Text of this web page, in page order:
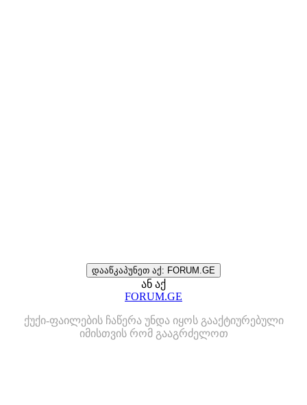
დააწკაპუნეთ აქ: FORUM.GE
ან აქ
FORUM.GE
ქუქი-ფაილების ჩაწერა უნდა იყოს გააქტიურებული
იმისთვის რომ გააგრძელოთ